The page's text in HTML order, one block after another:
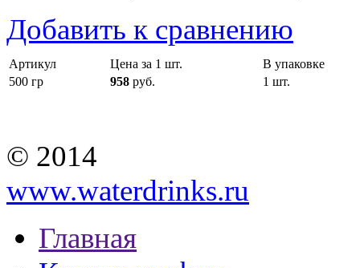
Добавить к сравнению
Артикул Цена за 1 шт.
В упаковке
500 гр
958 руб. 1 шт.
© 2014
www.waterdrinks.ru
Главная